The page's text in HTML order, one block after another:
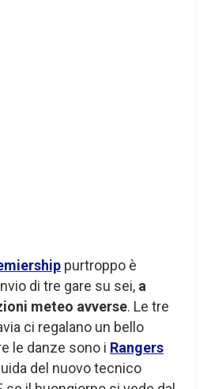
purtroppo è
di tre gare su sei, a
meteo avverse. Le tre
ci regalano un bello
le danze sono i Rangers
del nuovo tecnico